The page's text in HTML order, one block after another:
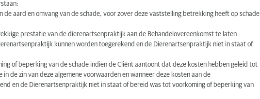
aard en omvang van de schade, voor zover deze vaststelling betrekking heeft op schade
prestatie van de dierenartsenpraktijk aan de Behandelovereenkomst te laten
kunnen worden toegerekend en de Dierenartsenpraktijk niet in staat of
of beperking van de schade indien de Cliënt aantoont dat deze kosten hebben geleid tot
de zin van deze algemene voorwaarden en wanneer deze kosten aan de
en de Dierenartsenpraktijk niet in staat of bereid was tot voorkoming of beperking van